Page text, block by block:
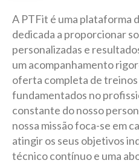
A PTFit é uma plataforma
dedicada a proporcionar
personalizadas e
um acompanhamento
oferta completa de treinos
fundamentados no
constante do nosso
nossa missão foca-se em
atingir os seus objetivos
técnico contínuo e uma